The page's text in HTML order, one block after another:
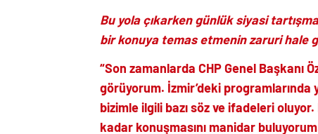
Bu yola çıkarken günlük siyasi
bir konuya temas etmenin zaruri hale
“Son zamanlarda CHP Genel Başkanı
görüyorum. İzmir’deki programlarında
bizimle ilgili bazı söz ve ifadeleri
kadar konuşmasını manidar